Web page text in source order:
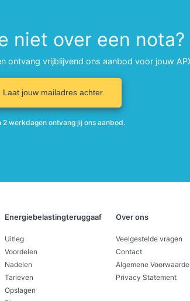
niet over een nota?
ontvang vrijblijvend ons aanbod voor jouw
Laat jouw mailadres achter.
2 werkdagen ontvang jij ons aanbod.
Energiebelastingteruggaaf
Uitleg
Voordelen
Nadelen
Tarieven
Opslagen
Over ons
Veelgestelde vragen
Contact
Algemene
Privacy Statement